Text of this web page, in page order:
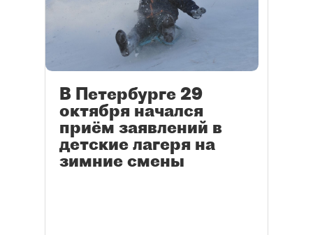
В Петербурге 29
октября начался
приём заявлений в
детские лагеря на
зимние смены